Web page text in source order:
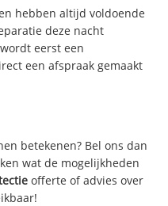
hebben altijd voldoende
deze nacht
eerst een
een afspraak gemaakt
betekenen? Bel ons dan
wat de mogelijkheden
offerte of advies over